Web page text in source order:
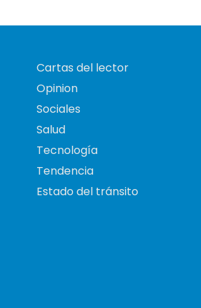
Cartas del lector
Opinion
Sociales
Salud
Tecnología
Tendencia
Estado del tránsito